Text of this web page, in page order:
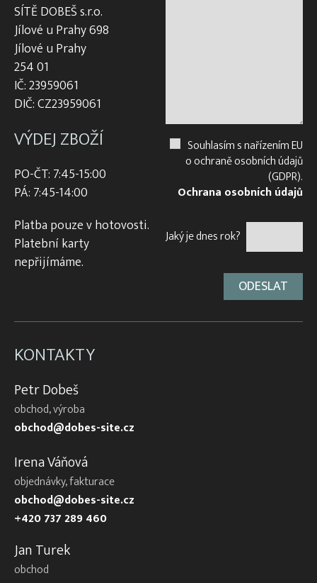
SÍTĚ DOBEŠ s.r.o.
Jílové u Prahy 698
Jílové u Prahy
254 01
IČ: 23959061
DIČ: CZ23959061
VÝDEJ ZBOŽÍ
PO-ČT: 7:45-15:00
PÁ: 7:45-14:00
Platba pouze v hotovosti.
Platební karty
nepřijímáme.
Souhlasím s nařízením EU
o ochraně osobních údajů
(GDPR).
Ochrana osobních údajů
Jaký je dnes rok?
KONTAKTY
Petr Dobeš
obchod, výroba
obchod@dobes-site.cz
Irena Váňová
objednávky, fakturace
obchod@dobes-site.cz
+420 737 289 460
Jan Turek
obchod